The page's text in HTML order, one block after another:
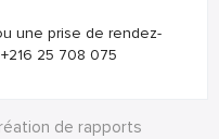
une prise de rendez-
25 708 075
de rapports